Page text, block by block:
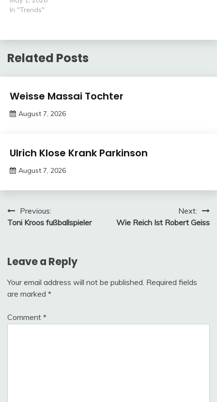
In "Trends"
Related Posts
Trends
Weisse Massai Tochter
August 7, 2026
Trends
Ulrich Klose Krank Parkinson
August 7, 2026
Post
navigation
Previous:
Toni Kroos fußballspieler
Next:
Wie Reich Ist Robert Geiss
Leave a Reply
Your email address will not be published. Required fields
are marked *
Comment *